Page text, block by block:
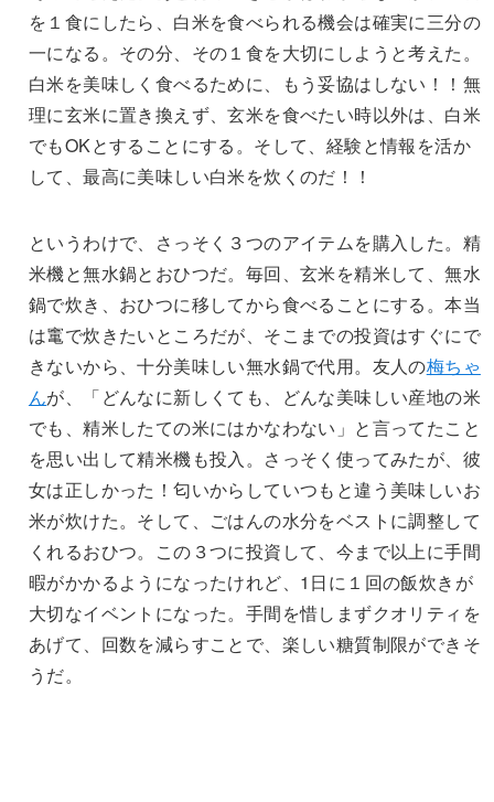
を１食にしたら、白米を食べられる機会は確実に三分の
一になる。その分、その１食を大切にしようと考えた。
白米を美味しく食べるために、もう妥協はしない！！無
理に玄米に置き換えず、玄米を食べたい時以外は、白米
でもOKとすることにする。そして、経験と情報を活か
して、最高に美味しい白米を炊くのだ！！
というわけで、さっそく３つのアイテムを購入した。精
米機と無水鍋とおひつだ。毎回、玄米を精米して、無水
鍋で炊き、おひつに移してから食べることにする。本当
は竃で炊きたいところだが、そこまでの投資はすぐにで
きないから、十分美味しい無水鍋で代用。友人の梅ちゃ
んが、「どんなに新しくても、どんな美味しい産地の米
でも、精米したての米にはかなわない」と言ってたこと
を思い出して精米機も投入。さっそく使ってみたが、彼
女は正しかった！匂いからしていつもと違う美味しいお
米が炊けた。そして、ごはんの水分をベストに調整して
くれるおひつ。この３つに投資して、今まで以上に手間
暇がかかるようになったけれど、1日に１回の飯炊きが
大切なイベントになった。手間を惜しまずクオリティを
あげて、回数を減らすことで、楽しい糖質制限ができそ
うだ。